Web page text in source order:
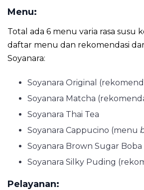
Menu:
Total ada 6 menu varia rasa susu
daftar menu dan rekomendasi
Soyanara:
Soyanara Original
Soyanara Matcha
Soyanara Thai Tea
Soyanara Cappucino (menu
Soyanara Brown Sugar Boba
Soyanara Silky Puding
Pelayanan: